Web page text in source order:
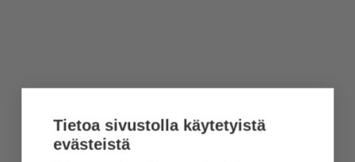
Tietoa sivustolla käytetyistä
evästeistä